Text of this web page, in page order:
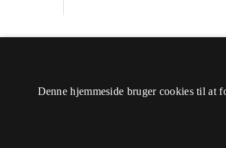
ISSN 2246-8323 (Online)
Denne hjemmeside bruger cookies til at